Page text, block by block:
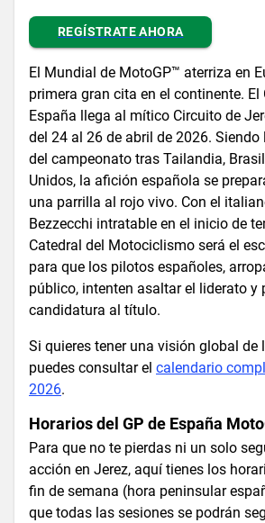
REGÍSTRATE AHORA
El Mundial de MotoGP™ aterriza en
primera gran cita en el continente. El
España llega al mítico Circuito de
del 24 al 26 de abril de 2026. Siendo
del campeonato tras Tailandia,
Unidos, la afición española se
una parrilla al rojo vivo. Con el
Bezzecchi intratable en el inicio de
Catedral del Motociclismo será el
para que los pilotos españoles,
público, intenten asaltar el liderato y
candidatura al título.
Si quieres tener una visión global de
puedes consultar el calendario
2026.
Horarios del GP de España
Para que no te pierdas ni un solo
acción en Jerez, aquí tienes los
fin de semana (hora peninsular
que todas las sesiones se podrán